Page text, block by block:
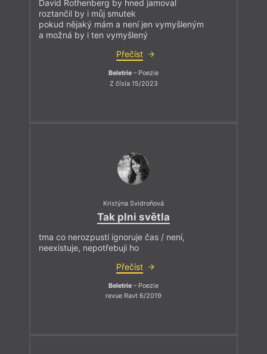
David Rothenberg by hned jamoval
roztančil by i můj smutek
pokud nějaký mám a není jen vymyšleným
a možná by i ten vymyšlený
Přečíst
Beletrie – Poezie
Z čísla 15/2023
Kristýna Svidroňová
Tak plni světla
tma co nerozpustí ignoruje čas / není,
neexistuje, nepotřebuji ho
Přečíst
Beletrie – Poezie
revue Ravt 6/2019